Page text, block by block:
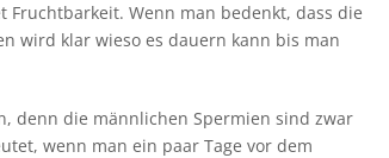
Wenn man bedenkt, dass die
wird klar wieso es dauern kann bis man
denn die männlichen Spermien sind zwar
wenn man ein paar Tage vor dem